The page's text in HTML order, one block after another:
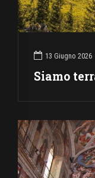
13 Giugno 2026
Siamo